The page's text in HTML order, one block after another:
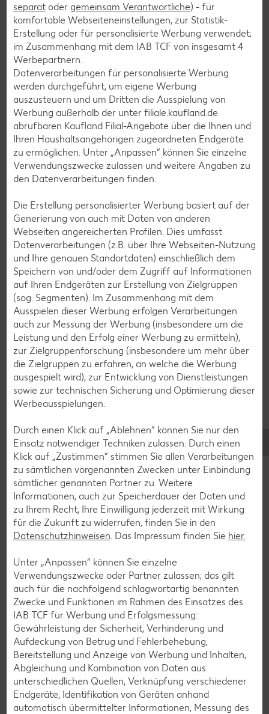
Flammkuchen-Rezepte
Frühstücksrezepte
Salat-Rezepte
Spargel-Rezepte
Fleisch-Rezepte
Fisch-Rezepte
Geflügel-Rezepte
Lamm-Rezepte
Muffin-Rezepte
Apfelkuchen-Rezepte
Schokokuchen-Rezepte
Torten-Rezepte
Eis-Rezepte
Pfannkuchen-Rezepte
Plätzchen-Rezepte
Smoothie-Rezepte
Bowle-Rezepte
Cocktail-Rezepte
Avocado-Rezepte
Erdbeer-Rezepte
Blaubeer-Rezepte
Bananen-Rezepte
Zurück zu allen Rezepten
separat oder gemeinsam Verantwortliche) - für
komfortable Webseiteneinstellungen, zur Statistik-
Erstellung oder für personalisierte Werbung verwendet;
im Zusammenhang mit dem IAB TCF von insgesamt 4
Werbepartnern.
Datenverarbeitungen für personalisierte Werbung
werden durchgeführt, um eigene Werbung
auszusteuern und um Dritten die Ausspielung von
Werbung außerhalb der unter filiale.kaufland.de
abrufbaren Kaufland Filial-Angebote über die Ihnen und
Ihren Haushaltsangehörigen zugeordneten Endgeräte
zu ermöglichen. Unter „Anpassen“ können Sie einzelne
Verwendungszwecke zulassen und weitere Angaben zu
den Datenverarbeitungen finden.
Die Erstellung personalisierter Werbung basiert auf der
Generierung von auch mit Daten von anderen
Webseiten angereicherten Profilen. Dies umfasst
Datenverarbeitungen (z.B. über Ihre Webseiten-Nutzung
und Ihre genauen Standortdaten) einschließlich dem
Speichern von und/oder dem Zugriff auf Informationen
auf Ihren Endgeräten zur Erstellung von Zielgruppen
(sog. Segmenten). Im Zusammenhang mit dem
Ausspielen dieser Werbung erfolgen Verarbeitungen
auch zur Messung der Werbung (insbesondere um die
Leistung und den Erfolg einer Werbung zu ermitteln),
zur Zielgruppenforschung (insbesondere um mehr über
die Zielgruppen zu erfahren, an welche die Werbung
ausgespielt wird), zur Entwicklung von Dienstleistungen
sowie zur technischen Sicherung und Optimierung dieser
Werbeausspielungen.
Durch einen Klick auf „Ablehnen“ können Sie nur den
Einsatz notwendiger Techniken zulassen. Durch einen
Klick auf „Zustimmen“ stimmen Sie allen Verarbeitungen
zu sämtlichen vorgenannten Zwecken unter Einbindung
sämtlicher genannten Partner zu. Weitere
Informationen, auch zur Speicherdauer der Daten und
zu Ihrem Recht, Ihre Einwilligung jederzeit mit Wirkung
für die Zukunft zu widerrufen, finden Sie in den
Datenschutzhinweisen . Das Impressum finden Sie hier.
Unter „Anpassen“ können Sie einzelne
Verwendungszwecke oder Partner zulassen; das gilt
auch für die nachfolgend schlagwortartig benannten
Zwecke und Funktionen im Rahmen des Einsatzes des
IAB TCF für Werbung und Erfolgsmessung:
Gewährleistung der Sicherheit, Verhinderung und
Aufdeckung von Betrug und Fehlerbehebung,
Bereitstellung und Anzeige von Werbung und Inhalten,
Abgleichung und Kombination von Daten aus
unterschiedlichen Quellen, Verknüpfung verschiedener
Endgeräte, Identifikation von Geräten anhand
automatisch übermittelter Informationen, Messung des